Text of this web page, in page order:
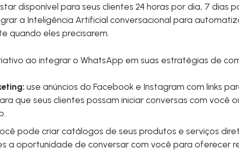
disponível para seus clientes 24 horas por dia, 7 dias
a Inteligência Artificial conversacional para
quando eles precisarem.
ao integrar o WhatsApp em suas estratégias de
use anúncios do Facebook e Instagram com links
que seus clientes possam iniciar conversas com você
pode criar catálogos de seus produtos e serviços
a oportunidade de conversar com você para oferecer